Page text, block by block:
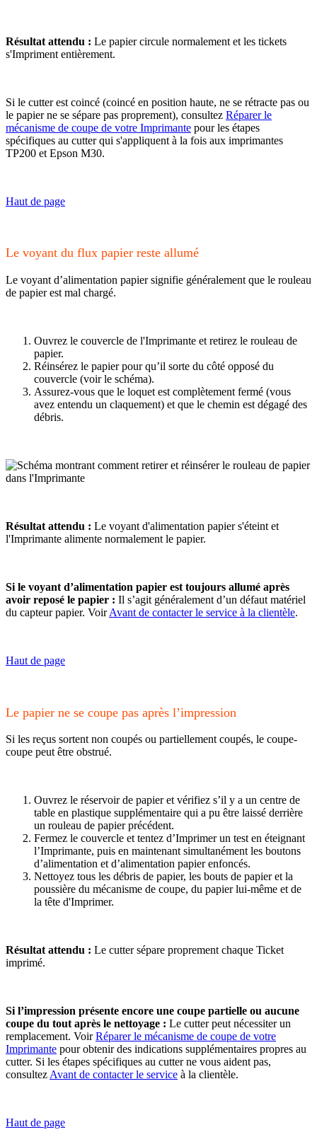
Résultat attendu : Le papier circule normalement et les tickets
s'Impriment entièrement.
Si le cutter est coincé (coincé en position haute, ne se rétracte pas ou
le papier ne se sépare pas proprement), consultez Réparer le
mécanisme de coupe de votre Imprimante pour les étapes
spécifiques au cutter qui s'appliquent à la fois aux imprimantes
TP200 et Epson M30.
Haut de page
Le voyant du flux papier reste allumé
Le voyant d’alimentation papier signifie généralement que le rouleau
de papier est mal chargé.
Ouvrez le couvercle de l'Imprimante et retirez le rouleau de
papier.
Réinsérez le papier pour qu’il sorte du côté opposé du
couvercle (voir le schéma).
Assurez-vous que le loquet est complètement fermé (vous
avez entendu un claquement) et que le chemin est dégagé des
débris.
Résultat attendu : Le voyant d'alimentation papier s'éteint et
l'Imprimante alimente normalement le papier.
Si le voyant d’alimentation papier est toujours allumé après
avoir reposé le papier : Il s’agit généralement d’un défaut matériel
du capteur papier. VoirAvant de contacter le service à la clientèle.
Haut de page
Le papier ne se coupe pas après l’impression
Si les reçus sortent non coupés ou partiellement coupés, le coupe-
coupe peut être obstrué.
Ouvrez le réservoir de papier et vérifiez s’il y a un centre de
table en plastique supplémentaire qui a pu être laissé derrière
un rouleau de papier précédent.
Fermez le couvercle et tentez d’Imprimer un test en éteignant
l’Imprimante, puis en maintenant simultanément les boutons
d’alimentation et d’alimentation papier enfoncés.
Nettoyez tous les débris de papier, les bouts de papier et la
poussière du mécanisme de coupe, du papier lui-même et de
la tête d'Imprimer.
Résultat attendu : Le cutter sépare proprement chaque Ticket
imprimé.
Si l’impression présente encore une coupe partielle ou aucune
coupe du tout après le nettoyage : Le cutter peut nécessiter un
remplacement. VoirRéparer le mécanisme de coupe de votre
Imprimante pour obtenir des indications supplémentaires propres au
cutter. Si les étapes spécifiques au cutter ne vous aident pas,
consultezAvant de contacter le service à la clientèle.
Haut de page